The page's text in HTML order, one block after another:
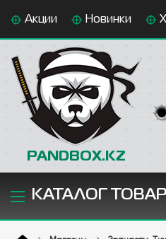
Акции Новинки
PANDBOX.KZ
КАТАЛОГ